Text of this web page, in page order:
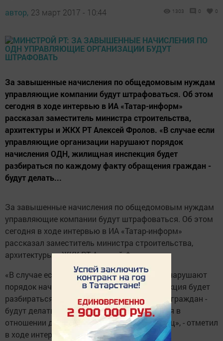
автор, 23 март 2017 - 10:44 1303 0 0
За завышенные начисления по общедомовым нуждам
управляющие компании будут штрафоваться. Об этом
сегодня в ходе интервью в ИА «Татар-информ»
рассказал заместитель министра строительства,
архитектуры и ЖКХ РТ Алексей Фролов. «В случае если
управляющие организации нарушают порядок
начисления ОДН, жилищная инспекция будет
разбираться по каждому факту обращения граждан -
будут делать...
За завышенные начисления по общедомовым нуждам
управляющие компании будут штрафоваться. Об этом
сегодня в ходе интервью в ИА «Татар-информ»
рассказал заместитель министра строительства,
архитектуры и ЖКХ РТ Алексей Фролов.
«В случае если управляющие организации нарушают
порядок начисления ОДН, жилищная инспекция будет
разбираться по каждому факту обращения граждан -
будут делать административные взыскания в
отношении должностных и юридических лиц», - отметил
в ходе интервью замминистра.